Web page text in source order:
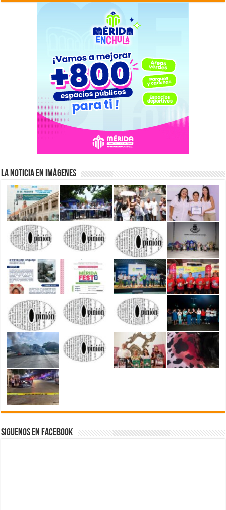
La Noticia en Imágenes
Siguenos en Facebook